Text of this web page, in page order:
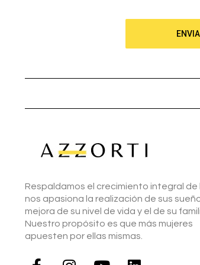
Respaldamos el crecimiento integral de
nos apasiona la realización de sus
mejora de su nivel de vida y el de su
Nuestro propósito es que más mujeres
apuesten por ellas mismas.